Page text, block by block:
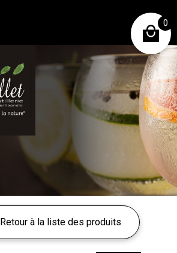
Mes favoris
0
Retour à la liste des produits